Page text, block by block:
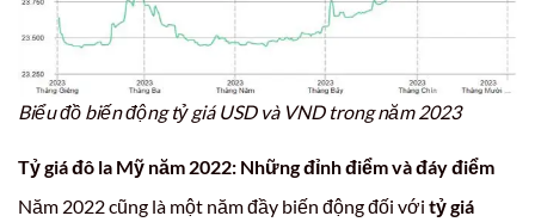
Biểu đồ biến động tỷ giá USD và VND trong năm 2023
Tỷ giá đô la Mỹ năm 2022: Những đỉnh điểm và đáy điểm
Năm 2022 cũng là một năm đầy biến động đối với tỷ giá